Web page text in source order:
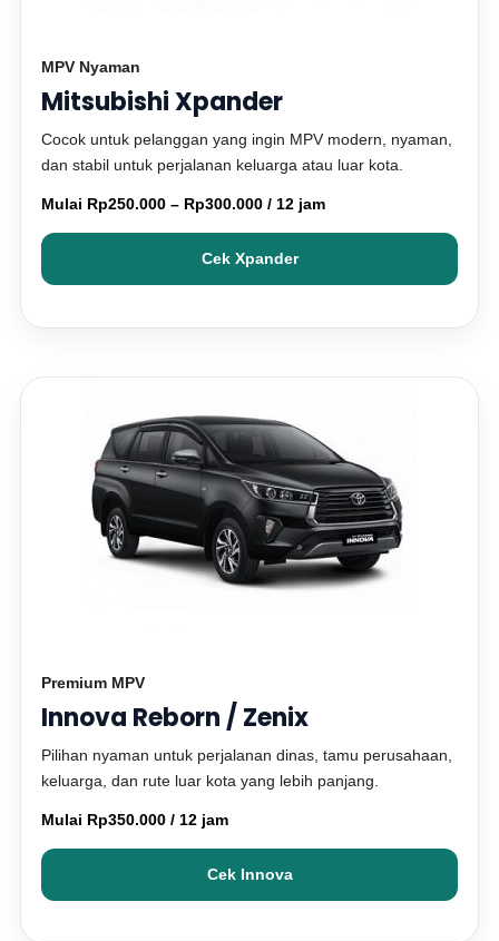
MPV Nyaman
Mitsubishi Xpander
Cocok untuk pelanggan yang ingin MPV modern, nyaman,
dan stabil untuk perjalanan keluarga atau luar kota.
Mulai Rp250.000 – Rp300.000 / 12 jam
Cek Xpander
Premium MPV
Innova Reborn / Zenix
Pilihan nyaman untuk perjalanan dinas, tamu perusahaan,
keluarga, dan rute luar kota yang lebih panjang.
Mulai Rp350.000 / 12 jam
Cek Innova